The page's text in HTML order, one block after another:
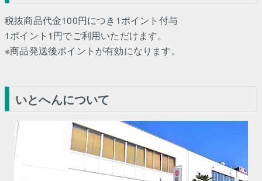
税抜商品代金100円につき1ポイント付与
1ポイント1円でご利用いただけます。
※商品発送後ポイントが有効になります。
いとへんについて